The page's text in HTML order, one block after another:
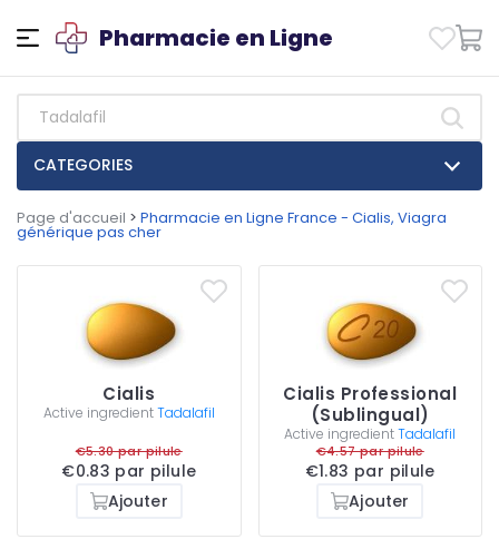
Pharmacie en Ligne
CATEGORIES
Page d'accueil > Pharmacie en Ligne France - Cialis, Viagra
générique pas cher
Cialis
Active ingredientTadalafil
€5.30 par pilule
€0.83 par pilule
Ajouter
Cialis Professional
(Sublingual)
Active ingredientTadalafil
€4.57 par pilule
€1.83 par pilule
Ajouter